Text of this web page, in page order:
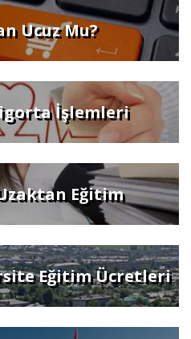
Ucuz Mu?
İşlemleri
Eğitim
Eğitim Ücretleri